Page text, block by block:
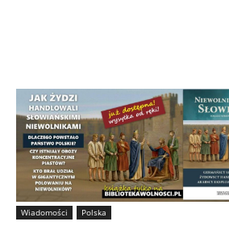
Wiadomości Polska